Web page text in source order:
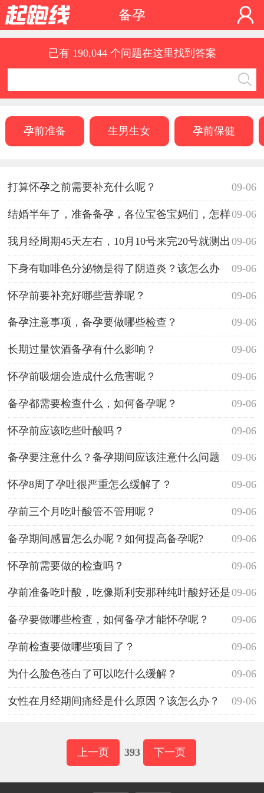
备孕
已有 190,044 个问题在这里找到答案
孕前准备 生男生女 孕前保健
09-06
打算怀孕之前需要补充什么呢？
09-06
结婚半年了，准备备孕，各位宝爸宝妈们，怎样
容易受孕？ 09-06
我月经周期45天左右，10月10号来完20号就测出
T稍浅的双红杠，是排卵了吗？ 09-06
下身有咖啡色分泌物是得了阴道炎？该怎么办
了？ 09-06
怀孕前要补充好哪些营养呢？
09-06
备孕注意事项，备孕要做哪些检查？
09-06
长期过量饮酒备孕有什么影响？
09-06
怀孕前吸烟会造成什么危害呢？
09-06
备孕都需要检查什么，如何备孕呢？
09-06
怀孕前应该吃些叶酸吗？
09-06
备孕要注意什么？备孕期间应该注意什么问题
呢? 09-06
怀孕8周了孕吐很严重怎么缓解了？
09-06
孕前三个月吃叶酸管不管用呢？
09-06
备孕期间感冒怎么办呢？如何提高备孕呢?
09-06
怀孕前需要做的检查吗？
09-06
孕前准备吃叶酸，吃像斯利安那种纯叶酸好还是
吃善存那种多元素的好呢？ 09-06
备孕要做哪些检查，如何备孕才能怀孕呢？
09-06
孕前检查要做哪些项目了？
09-06
为什么脸色苍白了可以吃什么缓解？
09-06
女性在月经期间痛经是什么原因？该怎么办？
上一页 393 下一页